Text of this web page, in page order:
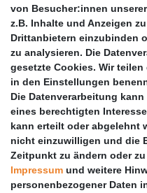
Barrierefreiheit
Anleitungen
Vertrag widerrufen
PARTNER
DHL
GLS
PaketPLUS
SPONSORING
von Besucher:innen
z.B. Inhalte und Anzeigen
Drittanbietern einzubinden
zu analysieren. Die
gesetzte Cookies. Wir
in den Einstellungen
Die Datenverarbeitung
eines berechtigten
kann erteilt oder abgelehnt
nicht einzuwilligen und die
Zeitpunkt zu ändern oder
Impressum und weitere
personenbezogener Daten